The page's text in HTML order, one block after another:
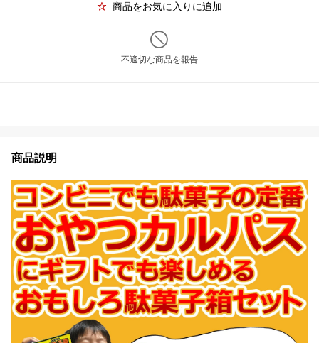
商品をお気に入りに追加
不適切な商品を報告
商品説明